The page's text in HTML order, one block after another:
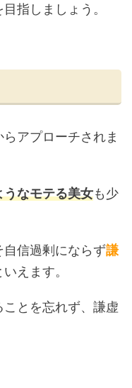
目指しましょう。
アプローチされま
なモテる美女も少
自信過剰にならず謙
いえます。
とを忘れず、謙虚